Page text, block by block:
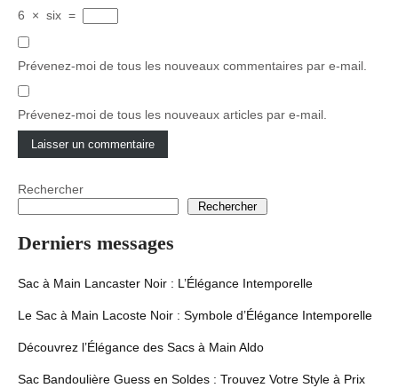
6
× six =
Prévenez-moi de tous les nouveaux commentaires par e-mail.
Prévenez-moi de tous les nouveaux articles par e-mail.
Rechercher
Rechercher
Derniers messages
Sac à Main Lancaster Noir : L’Élégance Intemporelle
Le Sac à Main Lacoste Noir : Symbole d’Élégance Intemporelle
Découvrez l’Élégance des Sacs à Main Aldo
Sac Bandoulière Guess en Soldes : Trouvez Votre Style à Prix